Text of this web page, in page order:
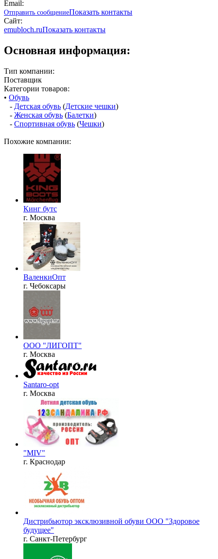
Email:
Отправить сообщениеПоказать контакты
Сайт:
emubloch.ruПоказать контакты
Основная информация:
Тип компании:
Поставщик
Категории товаров:
• Обувь
- Детская обувь (Детские чешки)
- Женская обувь (Балетки)
- Спортивная обувь (Чешки)
Похожие компании:
Кинг бутс
г. Москва
ВаленкиОпт
г. Чебоксары
ООО "ЛИГОПТ"
г. Москва
Santaro-opt
г. Москва
"MIV"
г. Краснодар
Дистрибьютор эксклюзивной обуви ООО "Здоровое
будущее"
г. Санкт-Петербург